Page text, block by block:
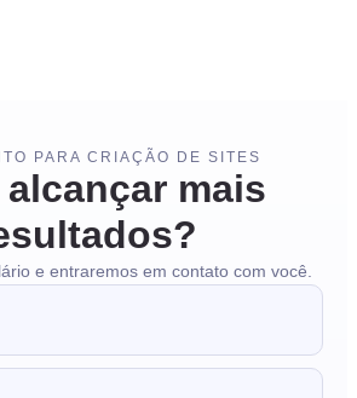
PARA CRIAÇÃO DE SITES
alcançar mais
e entraremos em contato com você.